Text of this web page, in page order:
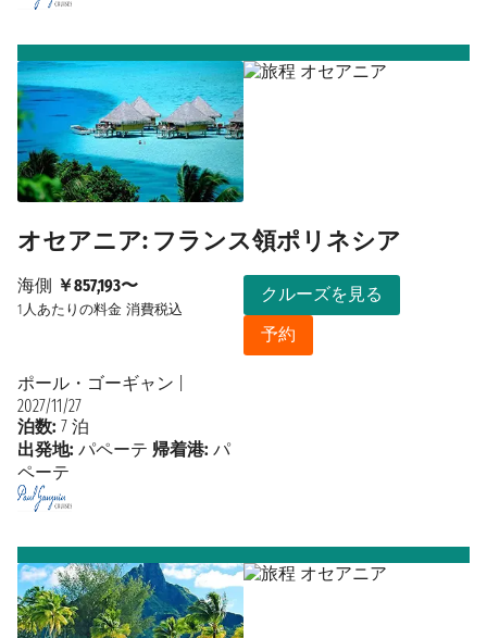
オセアニア: フランス領ポリネシア
海側 ￥857,193〜
1人あたりの料金 消費税込
クルーズを見る
予約
ポール・ゴーギャン
2027/11/27
泊数: 7 泊
出発地: パペーテ 帰着港: パ
ペーテ